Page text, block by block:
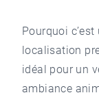
Pourquoi
localisation
idéal pour un
ambiance